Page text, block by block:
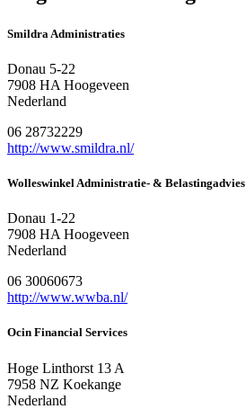
Smildra Administraties
Donau 5-22
7908 HA Hoogeveen
Nederland
06 28732229
http://www.smildra.nl/
Wolleswinkel Administratie- & Belastingadvies
Donau 1-22
7908 HA Hoogeveen
Nederland
06 30060673
http://www.wwba.nl/
Ocin Financial Services
Hoge Linthorst 13 A
7958 NZ Koekange
Nederland